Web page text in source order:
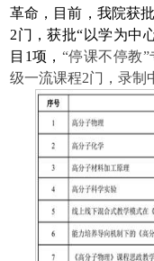
革命，目前，我院获
2门，获批“ 以学为中
目 1项， “停课不停教”
级一流课程2门，录制